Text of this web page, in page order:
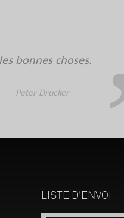
bonnes choses.
Peter Drucker
LISTE D'ENVOI